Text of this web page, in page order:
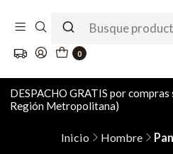
0
DESPACHO GRATIS por
Región Metropolitana)
Inicio Hombre